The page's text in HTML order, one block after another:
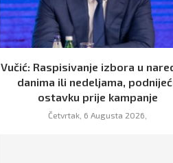
Vučić: Raspisivanje izbora u
danima ili nedeljama,
ostavku prije kampanje
Četvrtak, 6 Augusta 2026,